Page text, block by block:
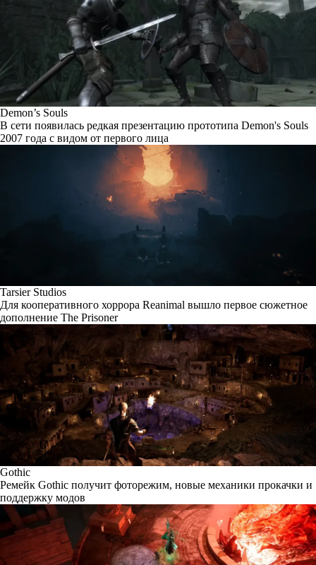
Demon’s Souls
В сети появилась редкая презентацию прототипа Demon's Souls
2007 года с видом от первого лица
Tarsier Studios
Для кооперативного хоррора Reanimal вышло первое сюжетное
дополнение The Prisoner
Gothic
Ремейк Gothic получит фоторежим, новые механики прокачки и
поддержку модов